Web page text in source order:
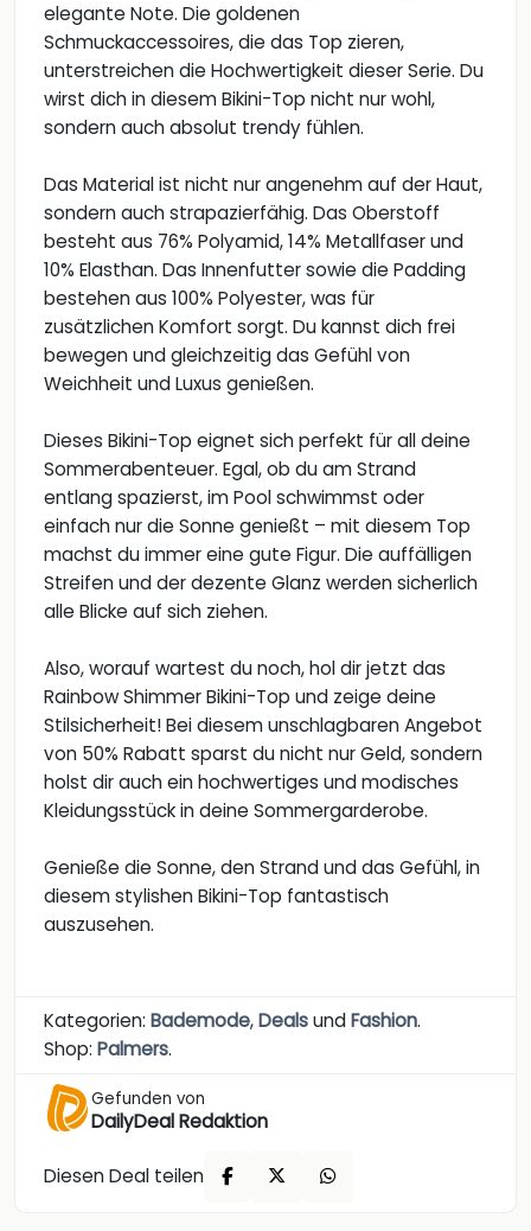
elegante Note. Die goldenen
Schmuckaccessoires, die das Top zieren,
unterstreichen die Hochwertigkeit dieser Serie. Du
wirst dich in diesem Bikini-Top nicht nur wohl,
sondern auch absolut trendy fühlen.
Das Material ist nicht nur angenehm auf der Haut,
sondern auch strapazierfähig. Das Oberstoff
besteht aus 76% Polyamid, 14% Metallfaser und
10% Elasthan. Das Innenfutter sowie die Padding
bestehen aus 100% Polyester, was für
zusätzlichen Komfort sorgt. Du kannst dich frei
bewegen und gleichzeitig das Gefühl von
Weichheit und Luxus genießen.
Dieses Bikini-Top eignet sich perfekt für all deine
Sommerabenteuer. Egal, ob du am Strand
entlang spazierst, im Pool schwimmst oder
einfach nur die Sonne genießt – mit diesem Top
machst du immer eine gute Figur. Die auffälligen
Streifen und der dezente Glanz werden sicherlich
alle Blicke auf sich ziehen.
Also, worauf wartest du noch, hol dir jetzt das
Rainbow Shimmer Bikini-Top und zeige deine
Stilsicherheit! Bei diesem unschlagbaren Angebot
von 50% Rabatt sparst du nicht nur Geld, sondern
holst dir auch ein hochwertiges und modisches
Kleidungsstück in deine Sommergarderobe.
Genieße die Sonne, den Strand und das Gefühl, in
diesem stylishen Bikini-Top fantastisch
auszusehen.
Kategorien: Bademode,DealsundFashion.
Shop: Palmers.
Gefunden von
DailyDeal Redaktion
Diesen Deal teilen